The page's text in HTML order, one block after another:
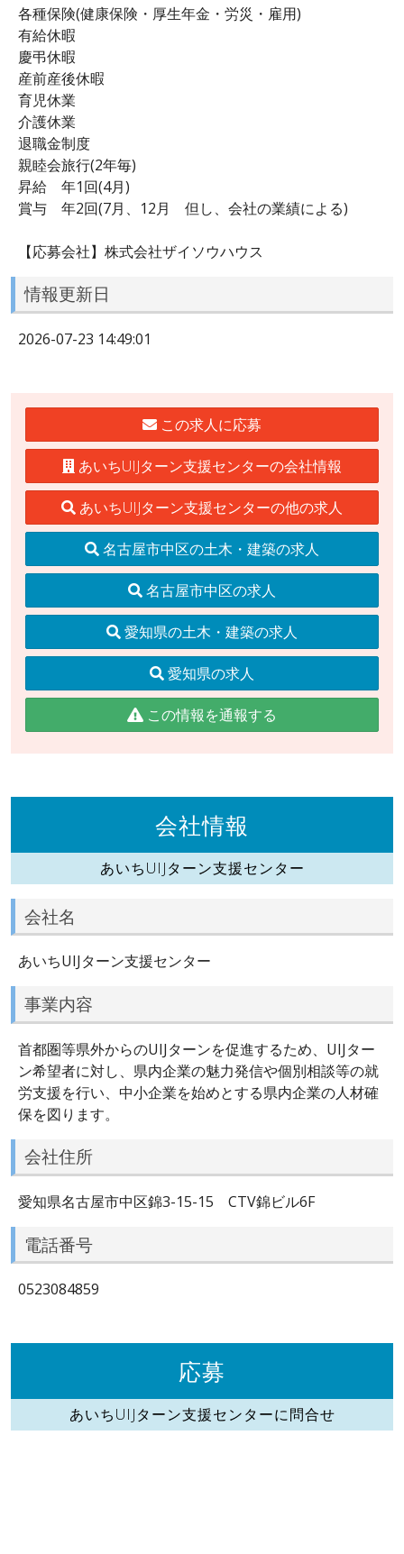
各種保険(健康保険・厚生年金・労災・雇用)
有給休暇
慶弔休暇
産前産後休暇
育児休業
介護休業
退職金制度
親睦会旅行(2年毎)
昇給 年1回(4月)
賞与 年2回(7月、12月 但し、会社の業績による)
【応募会社】株式会社ザイソウハウス
情報更新日
2026-07-23 14:49:01
この求人に応募
あいちUIJターン支援センターの会社情報
あいちUIJターン支援センターの他の求人
名古屋市中区の土木・建築の求人
名古屋市中区の求人
愛知県の土木・建築の求人
愛知県の求人
この情報を通報する
会社情報
あいちUIJターン支援センター
会社名
あいちUIJターン支援センター
事業内容
首都圏等県外からのUIJターンを促進するため、UIJター
ン希望者に対し、県内企業の魅力発信や個別相談等の就
労支援を行い、中小企業を始めとする県内企業の人材確
保を図ります。
会社住所
愛知県名古屋市中区錦3-15-15 CTV錦ビル6F
電話番号
0523084859
応募
あいちUIJターン支援センターに問合せ